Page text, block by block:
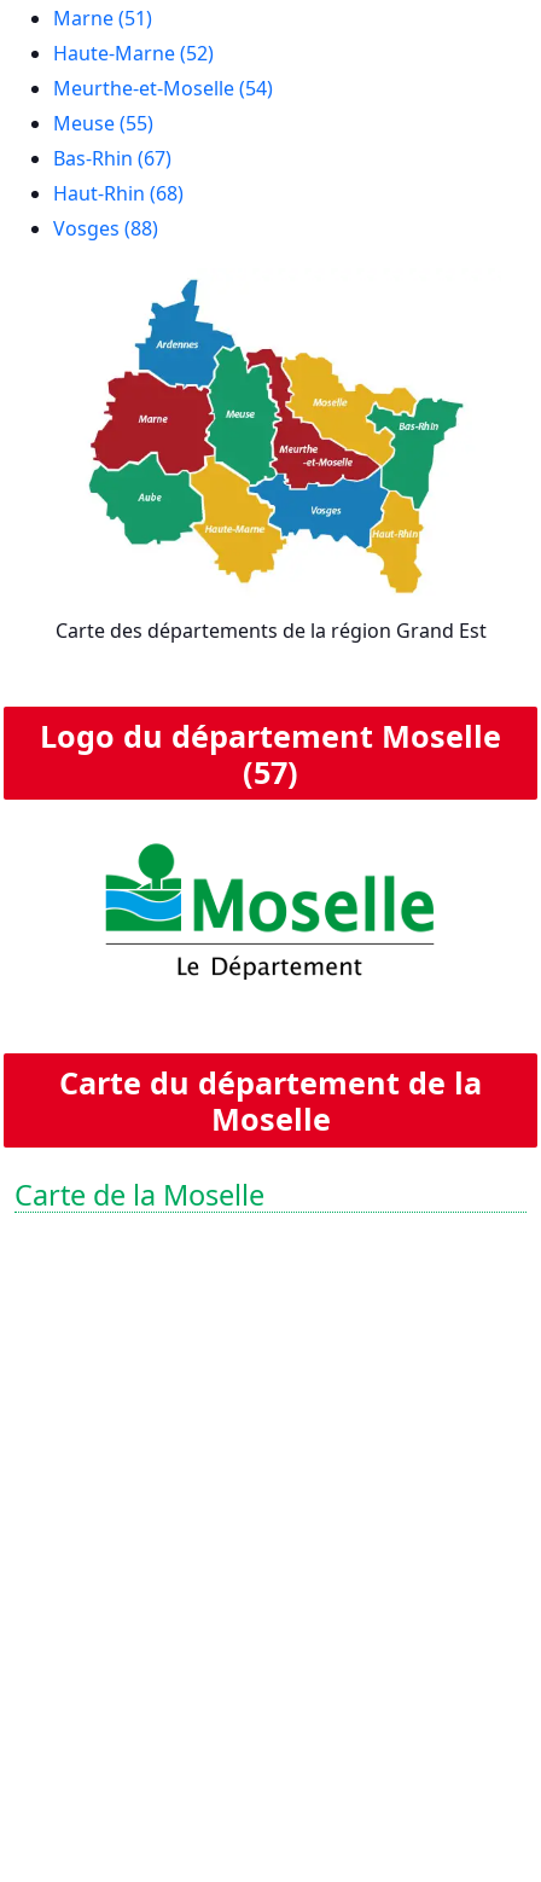
Marne (51)
Haute-Marne (52)
Meurthe-et-Moselle (54)
Meuse (55)
Bas-Rhin (67)
Haut-Rhin (68)
Vosges (88)
Carte des départements de la région Grand Est
Logo du département Moselle
(57)
Carte du département de la
Moselle
Carte de la Moselle